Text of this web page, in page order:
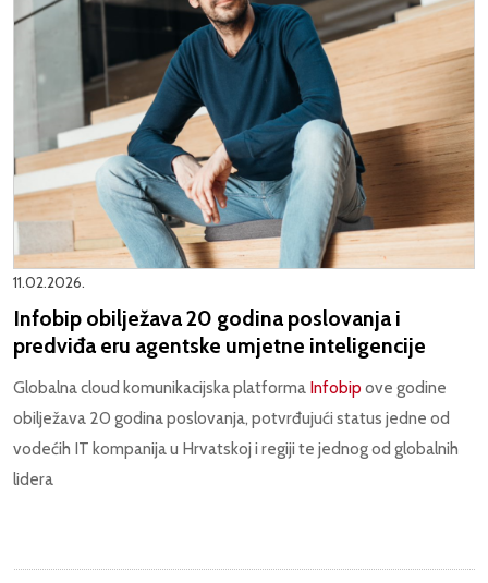
11.02.2026.
Infobip obilježava 20 godina poslovanja i
predviđa eru agentske umjetne inteligencije
Globalna cloud komunikacijska platforma Infobip ove godine
obilježava 20 godina poslovanja, potvrđujući status jedne od
vodećih IT kompanija u Hrvatskoj i regiji te jednog od globalnih
lidera